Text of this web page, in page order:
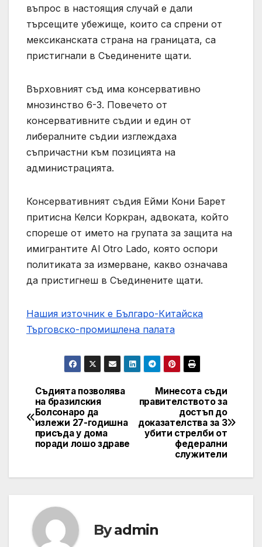
въпрос в настоящия случай е дали
търсещите убежище, които са спрени от
мексиканската страна на границата, са
пристигнали в Съединените щати.
Върховният съд има консервативно
мнозинство 6-3. Повечето от
консервативните съдии и един от
либералните съдии изглеждаха
съпричастни към позицията на
администрацията.
Консервативният съдия Ейми Кони Барет
притисна Келси Коркран, адвоката, който
спореше от името на групата за защита на
имигрантите Al Otro Lado, която оспори
политиката за измерване, какво означава
да пристигнеш в Съединените щати.
Нашия източник е Българо-Китайска
Търговско-промишлена палaта
Post
navigation
Минесота съди
правителството за
достъп до
доказателства за 3
убити стрелби от
федерални
служители
Съдията позволява
на бразилския
Болсонаро да
излежи 27-годишна
присъда у дома
поради лошо здраве
Byadmin